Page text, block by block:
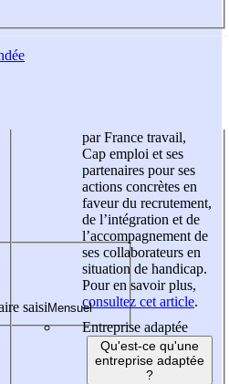
saisi
par France travail,
Cap emploi et ses
partenaires pour ses
actions concrètes en
faveur du recrutement,
de l’intégration et de
l’accompagnement de
ses collaborateurs en
situation de handicap.
Pour en savoir plus,
consultez cet article.
Entreprise adaptée
Qu'est-ce qu'une
entreprise adaptée
?